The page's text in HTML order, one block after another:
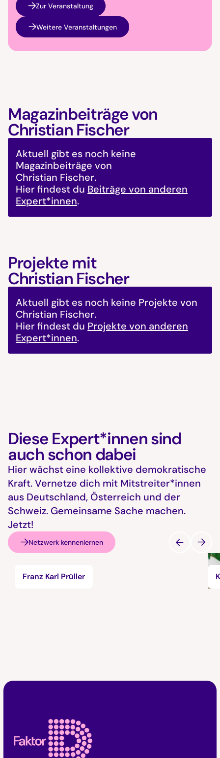
Zur Veranstaltung
Weitere Veranstaltungen
Magazinbeiträge von
Christian Fischer
Aktuell gibt es noch keine
Magazinbeiträge von
Christian Fischer.
Hier findest du Beiträge von anderen
Expert*innen.
Projekte mit
Christian Fischer
Aktuell gibt es noch keine Projekte von
Christian Fischer.
Hier findest du Projekte von anderen
Expert*innen.
Diese Expert*innen sind
auch schon dabei
Hier wächst eine kollektive demokratische
Kraft. Vernetze dich mit Mitstreiter*innen
aus Deutschland, Österreich und der
Schweiz. Gemeinsame Sache machen.
Jetzt!
Netzwerk kennenlernen
Franz Karl Prüller
Faktor D Footer